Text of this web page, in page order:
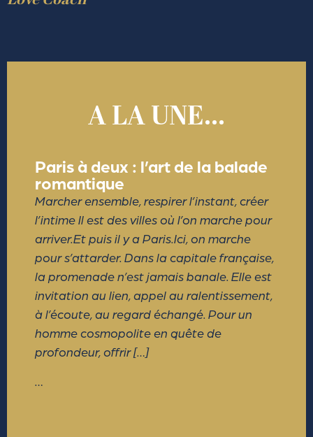
A LA UNE...
Paris à deux : l’art de la balade
romantique
Marcher ensemble, respirer l’instant, créer
l’intime Il est des villes où l’on marche pour
arriver.Et puis il y a Paris.Ici, on marche
pour s’attarder. Dans la capitale française,
la promenade n’est jamais banale. Elle est
invitation au lien, appel au ralentissement,
à l’écoute, au regard échangé. Pour un
homme cosmopolite en quête de
profondeur, offrir […]
…